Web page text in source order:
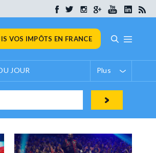
VOS IMPÔTS EN FRANCE
JOUR Plus